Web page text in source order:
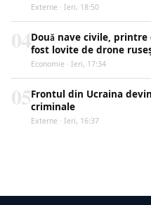
Externe · Ieri, 18:50
Două nave civile, printre
fost lovite de drone
Economie · Ieri, 17:34
Frontul din Ucraina
criminale
Externe · Ieri, 16:37